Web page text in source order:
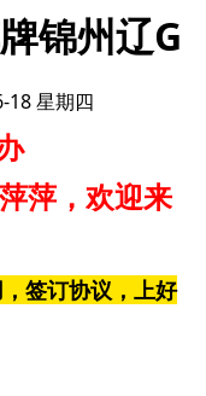
锦州辽G
18 星期四
萍 ，欢迎来
签订协议，上好